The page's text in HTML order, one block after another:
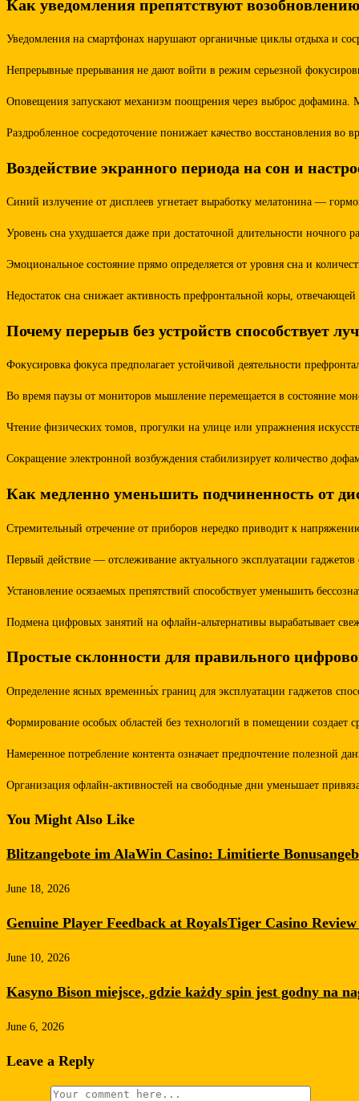
Как уведомления препятствуют возобновлению
Уведомления на смартфонах нарушают органичные циклы отдыха и
Непрерывные прерывания не дают войти в режим серьезной
Оповещения запускают механизм поощрения через выброс дофамина.
Раздробленное сосредоточение понижает качество восстановления
Воздействие экранного периода на сон и
Синий излучение от дисплеев угнетает выработку мелатонина —
Уровень сна ухудшается даже при достаточной длительности ночного
Эмоциональное состояние прямо определяется от уровня сна и
Недостаток сна снижает активность префронтальной коры,
Почему перерыв без устройств способствует
Фокусировка фокуса предполагает устойчивой деятельности
Во время паузы от мониторов мышление перемещается в состояние
Чтение физических томов, прогулки на улице или упражнения
Сокращение электронной возбуждения стабилизирует количество
Как медленно уменьшить подчиненность от
Стремительный отречение от приборов нередко приводит к
Первый действие — отслеживание актуального эксплуатации
Установление осязаемых препятствий способствует уменьшить
Подмена цифровых занятий на офлайн-альтернативы вырабатывает
Простые склонности для правильного
Определение ясных временны́х границ для эксплуатации гаджетов
Формирование особых областей без технологий в помещении создает
Намеренное потребление контента означает предпочтение полезной
Организация офлайн-активностей на свободные дни уменьшает
You Might Also Like
Blitzangebote im AlaWin Casino: Limitierte
June 18, 2026
Genuine Player Feedback at RoyalsTiger Casino
June 10, 2026
Kasyno Bison miejsce, gdzie każdy spin jest godny na
June 6, 2026
Leave a Reply